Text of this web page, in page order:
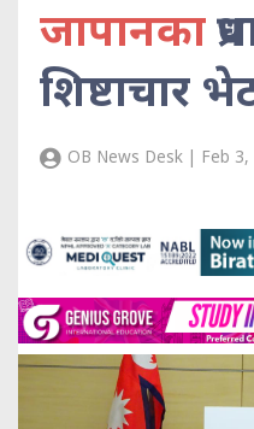
जापानका
शिष्टाचार
OB News Desk | Feb 3,